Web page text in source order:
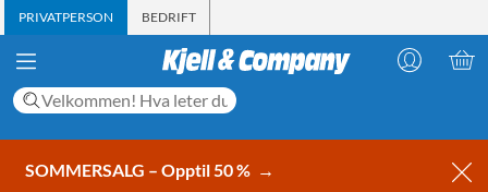
PRIVATPERSON BEDRIFT
SOMMERSALG – Opptil 50 % →